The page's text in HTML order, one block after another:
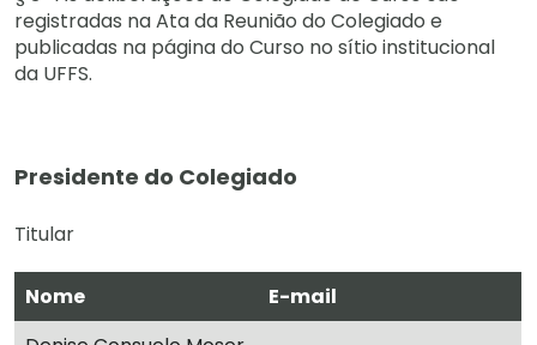
registradas na Ata da Reunião do Colegiado e
publicadas na página do Curso no sítio institucional
da UFFS.
Presidente do Colegiado
Titular
Nome
E-mail